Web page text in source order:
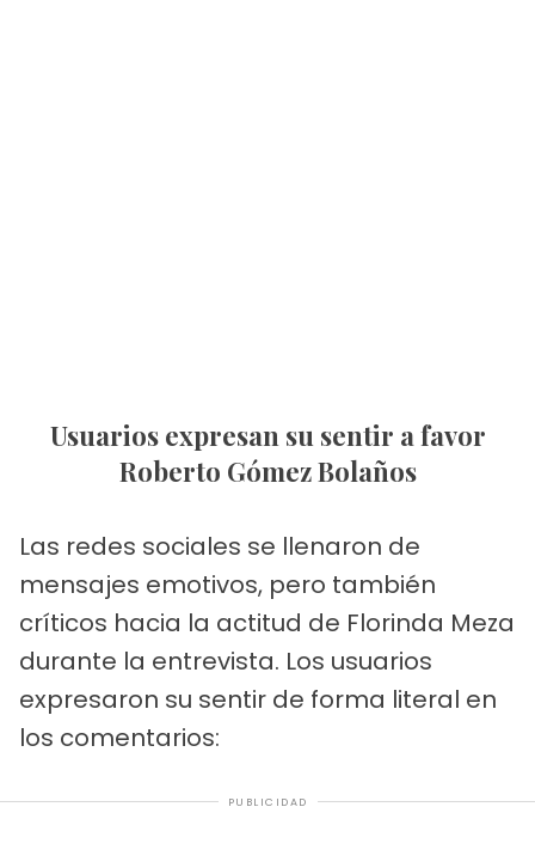
Usuarios expresan su sentir a favor
Roberto Gómez Bolaños
Las redes sociales se llenaron de
mensajes emotivos, pero también
críticos hacia la actitud de Florinda Meza
durante la entrevista. Los usuarios
expresaron su sentir de forma literal en
los comentarios:
PUBLICIDAD